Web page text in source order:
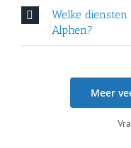
Welke
Alphen?
Meer